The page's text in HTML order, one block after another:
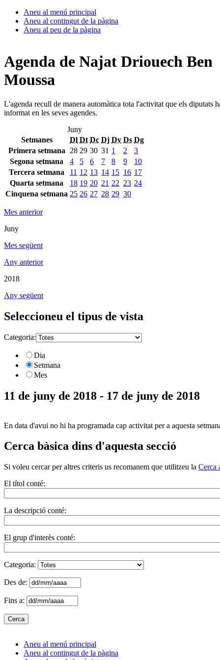
Aneu al menú principal
Aneu al contingut de la pàgina
Aneu al peu de la pàgina
Agenda de Najat Driouech Ben
Moussa
L'agenda recull de manera automàtica tota l'activitat que els diputats
informat en les seves agendes.
Juny
Setmanes
Dl Dt Dc Dj Dv Ds Dg
Primera setmana
28 29 30 31 1 2
3
Segona setmana
4 5 6 7 8 9
10
Tercera setmana
11 12 13 14 15 16 17
Quarta setmana
18 19 20 21 22 23 24
Cinquena setmana 25 26 27 28 29 30
Mes anterior
Juny
Mes següent
Any anterior
2018
Any següent
Seleccioneu el tipus de vista
Categoria:
Dia
Setmana
Mes
11 de juny de 2018 - 17 de juny de 2018
En data d'avui no hi ha programada cap activitat per a aquesta
Cerca bàsica dins d'aquesta secció
Si voleu cercar per altres criteris us recomanem que utilitzeu la Cerca
El títol conté:
La descripció conté:
El grup d'interès conté:
Categoria:
Des de:
Fins a:
Aneu al menú principal
Aneu al contingut de la pàgina